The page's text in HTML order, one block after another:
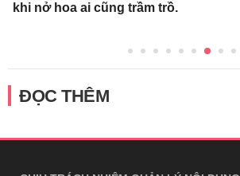
khi nở hoa ai cũng trầm trồ.
ĐỌC THÊM